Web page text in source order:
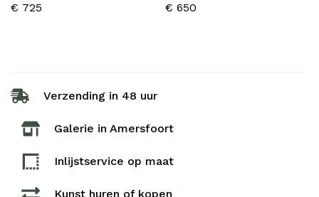
€ 725 € 650
Verzending in 48 uur
Galerie in Amersfoort
Inlijstservice op maat​
Kunst huren of kopen